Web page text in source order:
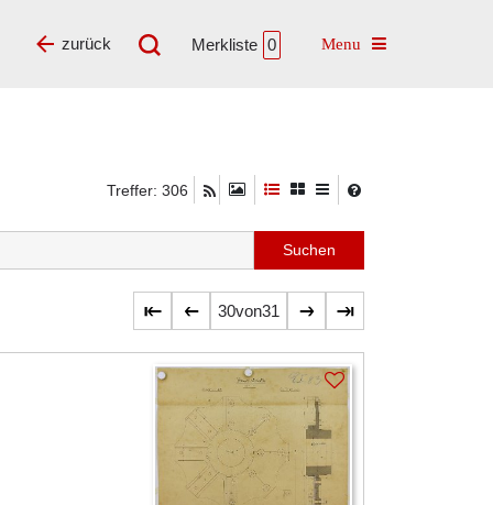
Merkliste 0 Toggle navigation
zurück
Treffer: 306
30von31